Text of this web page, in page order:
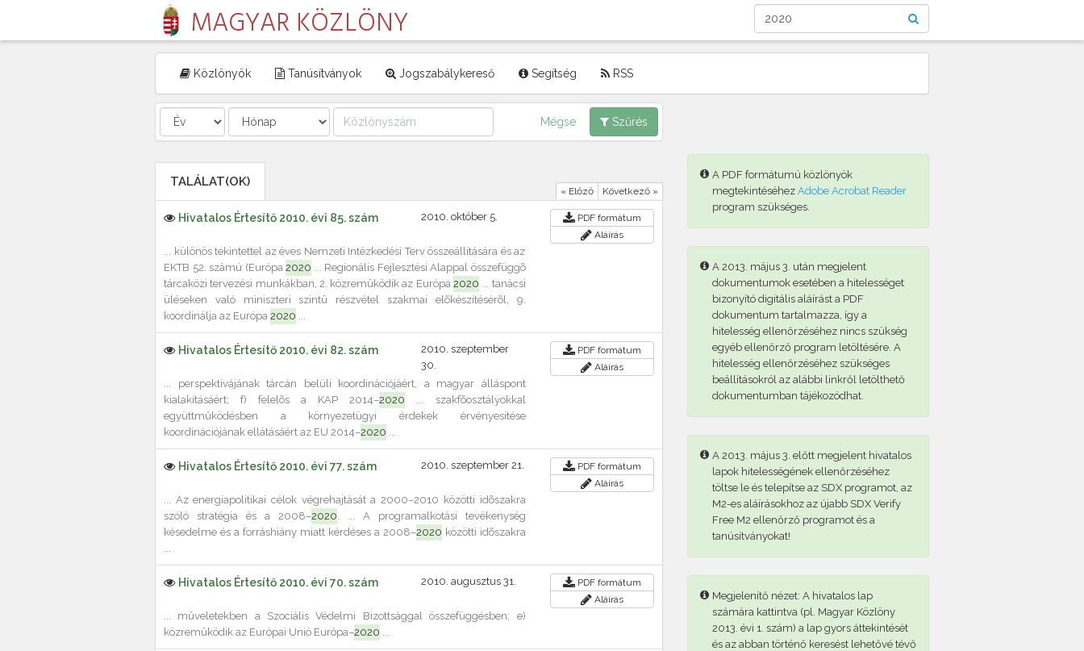
MAGYAR KÖZLÖNY
Közlönyök Tanúsítványok Jogszabálykereső Segítség RSS
Mégse Szűrés
TALÁLAT(OK)
« Előző Következő »
Hivatalos Értesítő 2010. évi 85. szám 2010. október 5. PDF formátum
Aláírás
... különös tekintettel az éves Nemzeti Intézkedési Terv összeállítására és az
EKTB 52. számú (Európa 2020 ... Regionális Fejlesztési Alappal összefüggõ
tárcaközi tervezési munkákban, 2. közremûködik az Európa 2020 ... tanácsi
üléseken való miniszteri szintû részvétel szakmai elõkészítésérõl, 9.
koordinálja az Európa 2020 ...
Hivatalos Értesítő 2010. évi 82. szám
2010. szeptember
30.
PDF formátum
Aláírás
... perspektívájának tárcán belüli koordinációjáért, a magyar álláspont
kialakításáért; f) felelõs a KAP 2014–2020 ... szakfõosztályokkal
együttmûködésben a környezetügyi érdekek érvényesítése
koordinációjának ellátásáért az EU 2014–2020 ...
Hivatalos Értesítő 2010. évi 77. szám 2010. szeptember 21. PDF formátum
Aláírás
... Az energiapolitikai célok végrehajtását a 2000–2010 közötti idõszakra
szóló stratégia és a 2008–2020. ... A programalkotási tevékenység
késedelme és a forráshiány miatt kérdéses a 2008–2020 közötti idõszakra
...
Hivatalos Értesítő 2010. évi 70. szám 2010. augusztus 31. PDF formátum
Aláírás
... mûveletekben a Szociális Védelmi Bizottsággal összefüggésben; e)
közremûködik az Európai Unió Európa–2020 ...
A PDF formátumú közlönyök
megtekintéséhez Adobe Acrobat Reader
program szükséges.
A 2013. május 3. után megjelent
dokumentumok esetében a hitelességet
bizonyító digitális aláírást a PDF
dokumentum tartalmazza, így a
hitelesség ellenőrzéséhez nincs szükség
egyéb ellenőrző program letöltésére. A
hitelesség ellenőrzéséhez szükséges
beállításokról az alábbi linkről letölthető
dokumentumban tájékozódhat.
A 2013. május 3. előtt megjelent hivatalos
lapok hitelességének ellenőrzéséhez
töltse le és telepítse az SDX programot, az
M2-es aláírásokhoz az újabb SDX Verify
Free M2 ellenőrző programot és a
tanúsítványokat!
Megjelenítő nézet: A hivatalos lap
számára kattintva (pl. Magyar Közlöny
2013. évi 1. szám) a lap gyors áttekintését
és az abban történő keresést lehetővé tévő